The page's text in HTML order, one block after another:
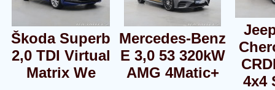
Škoda Superb
2,0 TDI Virtual
Matrix We
Mercedes-Benz
E 3,0 53 320kW
AMG 4Matic+
4x4